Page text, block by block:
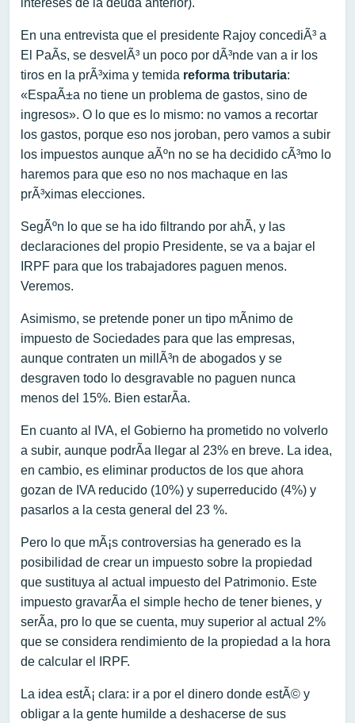
intereses de la deuda anterior).
En una entrevista que el presidente Rajoy concediÃ³ a
El PaÃ­s, se desvelÃ³ un poco por dÃ³nde van a ir los
tiros en la prÃ³xima y temida reforma tributaria:
«EspaÃ±a no tiene un problema de gastos, sino de
ingresos». O lo que es lo mismo: no vamos a recortar
los gastos, porque eso nos joroban, pero vamos a subir
los impuestos aunque aÃºn no se ha decidido cÃ³mo lo
haremos para que eso no nos machaque en las
prÃ³ximas elecciones.
SegÃºn lo que se ha ido filtrando por ahÃ­, y las
declaraciones del propio Presidente, se va a bajar el
IRPF para que los trabajadores paguen menos.
Veremos.
Asimismo, se pretende poner un tipo mÃ­nimo de
impuesto de Sociedades para que las empresas,
aunque contraten un millÃ³n de abogados y se
desgraven todo lo desgravable no paguen nunca
menos del 15%. Bien estarÃ­a.
En cuanto al IVA, el Gobierno ha prometido no volverlo
a subir, aunque podrÃ­a llegar al 23% en breve. La idea,
en cambio, es eliminar productos de los que ahora
gozan de IVA reducido (10%) y superreducido (4%) y
pasarlos a la cesta general del 23 %.
Pero lo que mÃ¡s controversias ha generado es la
posibilidad de crear un impuesto sobre la propiedad
que sustituya al actual impuesto del Patrimonio. Este
impuesto gravarÃ­a el simple hecho de tener bienes, y
serÃ­a, pro lo que se cuenta, muy superior al actual 2%
que se considera rendimiento de la propiedad a la hora
de calcular el IRPF.
La idea estÃ¡ clara: ir a por el dinero donde estÃ© y
obligar a la gente humilde a deshacerse de sus